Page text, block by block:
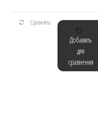
Сравнить
Добавить
для
сравнения